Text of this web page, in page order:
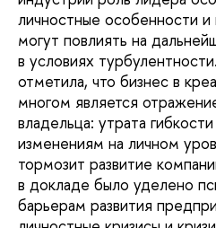
личностные особенности и
могут повлиять на
в условиях
отметила, что бизнес в
многом является
владельца: утрата
изменениям на личном
тормозит развитие
в докладе было уделено
барьерам развития